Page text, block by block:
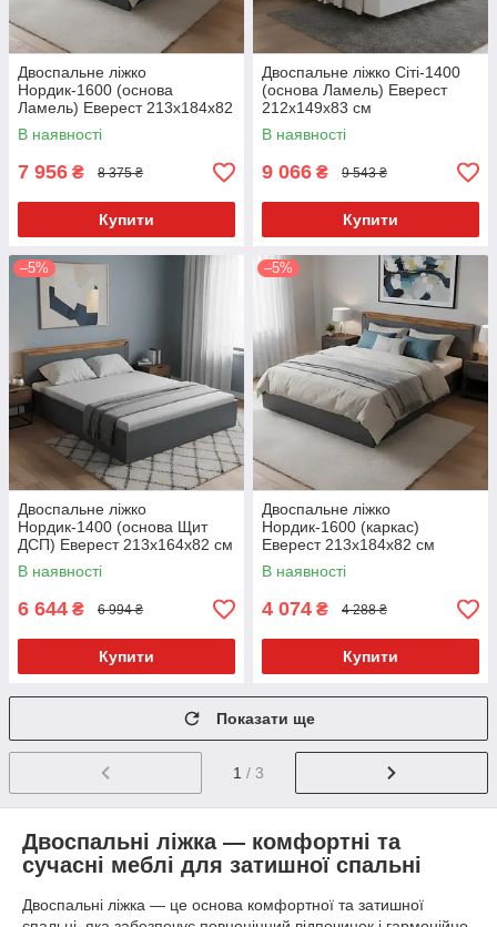
Двоспальне ліжко
Нордик-1600 (основа
Ламель) Еверест 213x184x82
см
В наявності
7 956 ₴ 8 375 ₴
Купити
Двоспальне ліжко Сіті-1400
(основа Ламель) Еверест
212х149x83 см
В наявності
9 066 ₴ 9 543 ₴
Купити
–5%
Двоспальне ліжко
Нордик-1400 (основа Щит
ДСП) Еверест 213x164x82 см
В наявності
6 644 ₴ 6 994 ₴
Купити
–5%
Двоспальне ліжко
Нордик-1600 (каркас)
Еверест 213x184x82 см
В наявності
4 074 ₴ 4 288 ₴
Купити
Показати ще
1 / 3
Двоспальні ліжка — комфортні та
сучасні меблі для затишної спальні
Двоспальні ліжка — це основа комфортної та затишної